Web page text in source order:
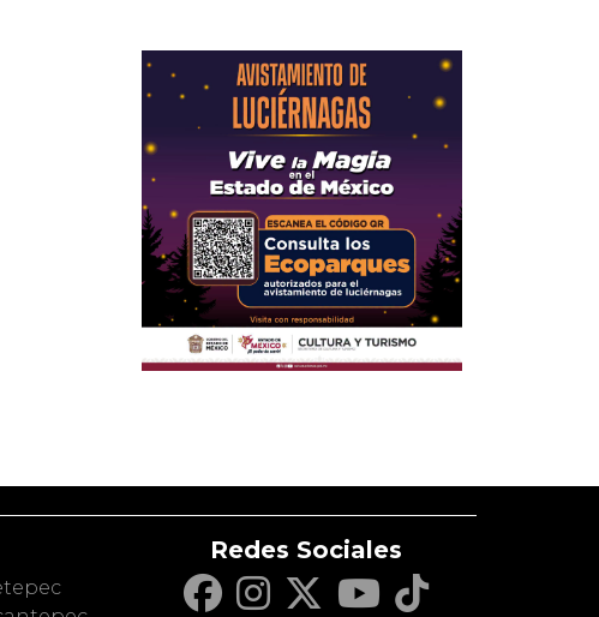
Redes Sociales